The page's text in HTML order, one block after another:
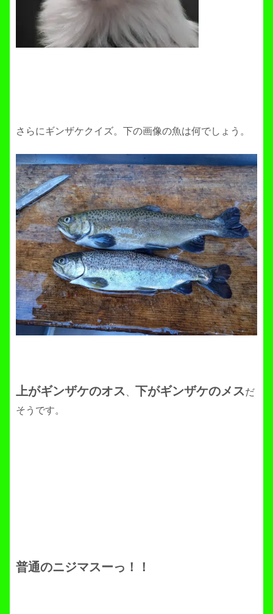
さらにギンザケクイズ。下の画像の魚は何でしょう。
上がギンザケのオス 下がギンザケのメスだ
そうです。
普通のニジマスーっ！！